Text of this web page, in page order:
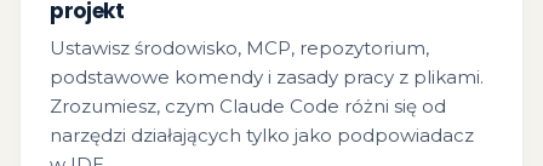
projekt
Ustawisz środowisko, MCP, repozytorium,
podstawowe komendy i zasady pracy z plikami.
Zrozumiesz, czym Claude Code różni się od
narzędzi działających tylko jako podpowiadacz